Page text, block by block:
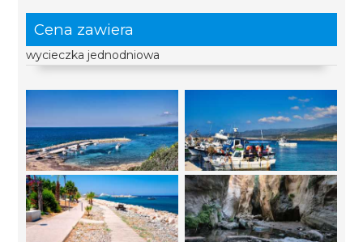
Cena zawiera
wycieczka jednodniowa